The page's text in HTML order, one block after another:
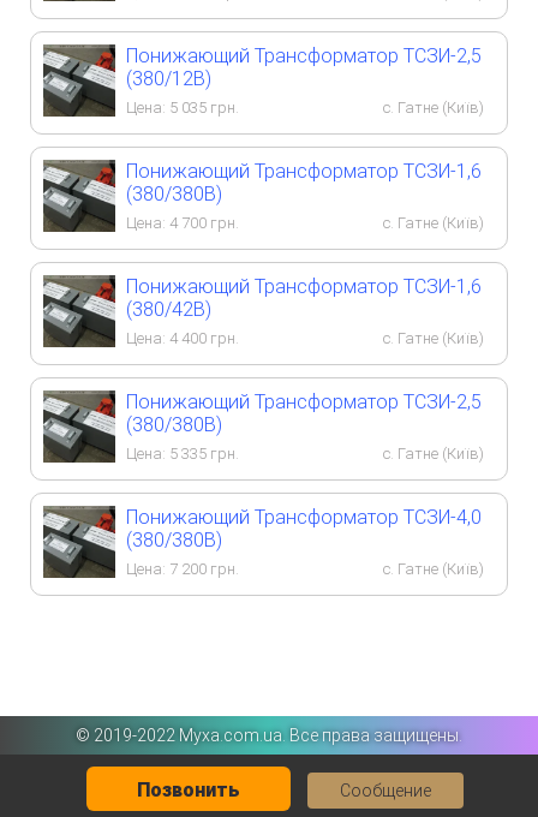
Позвонить Сообщение
Понижающий Трансформатор ТСЗИ-2,5
(380/12В)
Цена: 5 035 грн. с. Гатне (Київ)
Понижающий Трансформатор ТСЗИ-1,6
(380/380В)
Цена: 4 700 грн. с. Гатне (Київ)
Понижающий Трансформатор ТСЗИ-1,6
(380/42В)
Цена: 4 400 грн. с. Гатне (Київ)
Понижающий Трансформатор ТСЗИ-2,5
(380/380В)
Цена: 5 335 грн. с. Гатне (Київ)
Понижающий Трансформатор ТСЗИ-4,0
(380/380В)
Цена: 7 200 грн. с. Гатне (Київ)
©️ 2019-2022 Myxa.com.ua. Все права защищены.